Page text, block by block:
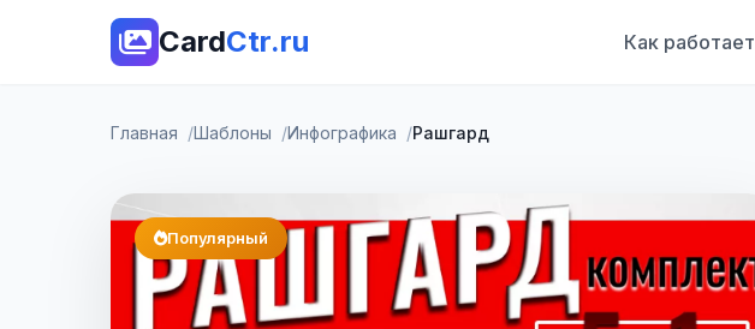
CardCtr.ru Как работает
Главная Шаблоны Инфографика Рашгард
Популярный